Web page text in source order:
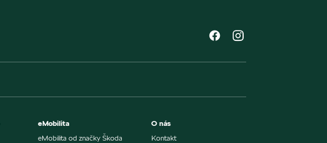
eMobilita
eMobilita od značky Škoda
O nás
Kontakt